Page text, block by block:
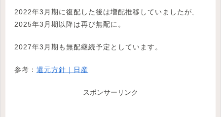
2022年3月期に復配した後は増配推移していましたが、
2025年3月期以降は再び無配に。
2027年3月期も無配継続予定としています。
参考： 還元方針｜日産
スポンサーリンク